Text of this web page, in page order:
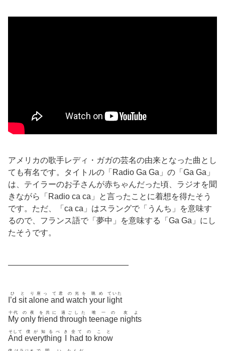
アメリカの歌手レディ・ガガの芸名の由来となった曲とし
ても有名です。タイトルの「Radio Ga Ga」の「Ga Ga」
は、テイラーのお子さんが赤ちゃんだった頃、ラジオを聞
きながら「Radio ca ca」と言ったことに着想を得たそう
です。ただ、「ca ca」はスラングで「うんち」を意味す
るので、フランス語で「夢中」を意味する「Ga Ga」にし
たそうです。
———————————————
I’d
ひ
sit
と
alone
り座っ
and
て君
watch
の光を
your
眺め
light
ていた
My
十代
only
の夜
friend
を共に
through
過ごした
teenage
唯一の
nights
友よ
And
そして
everything
僕が知るべ き
had
全て
to
の
know
こと